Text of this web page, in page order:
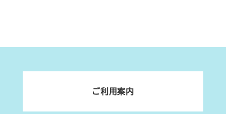
ご利用案内